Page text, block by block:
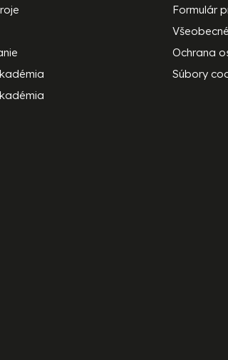
Formulár
Ochrana
Súbory